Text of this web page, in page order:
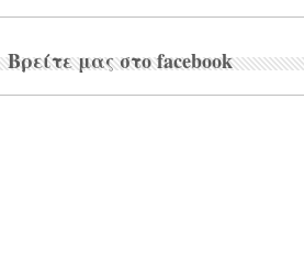
Βρείτε μας στο facebook